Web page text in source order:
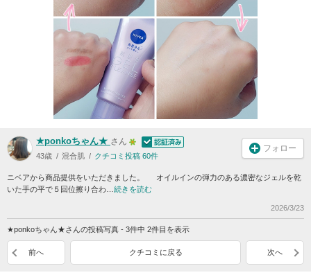
★ponkoちゃん★ さん
43歳 混合肌 クチコミ投稿 60件
フォロー
ニベアから商品提供をいただきました。 オイルインの弾力のある濃密なジェルを乾
いた手の平で５回位擦り合わ… 続きを読む
2026/3/23
★ponkoちゃん★さんの投稿写真 - 3件中 2件目を表示
前へ クチコミに戻る 次へ